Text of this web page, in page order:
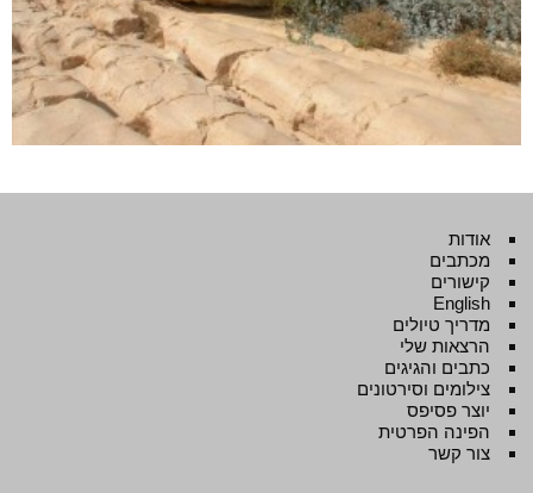
אודות
מכתבים
קישורים
English
מדריך טיולים
הרצאות שלי
כתבים והגיגים
צילומים וסירטונים
יוצר פסיפס
הפינה הפרטית
צור קשר